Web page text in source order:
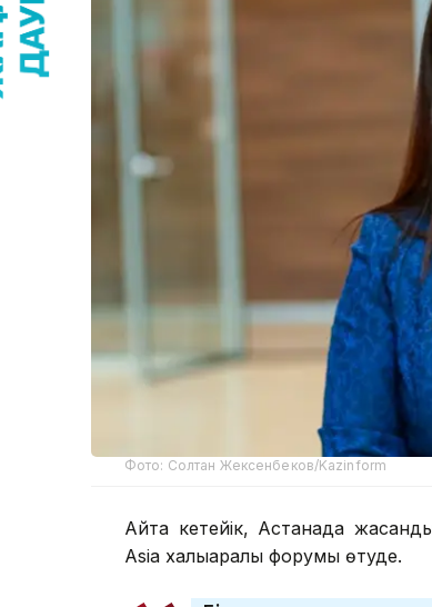
Фото: Солтан Жексенбеков/Kazinform
Айта кетейік, Астанада
Asia халықаралық форумы өтуде.